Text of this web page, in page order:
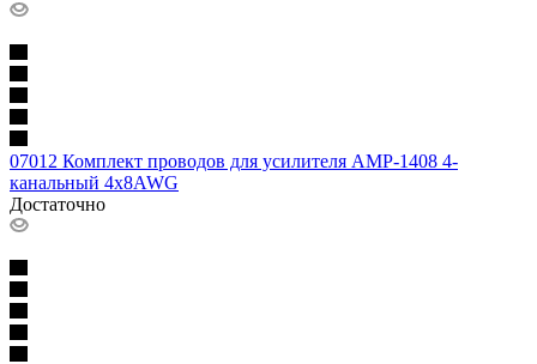
07012 Комплект проводов для усилителя AMP-1408 4-
канальный 4х8AWG
Достаточно